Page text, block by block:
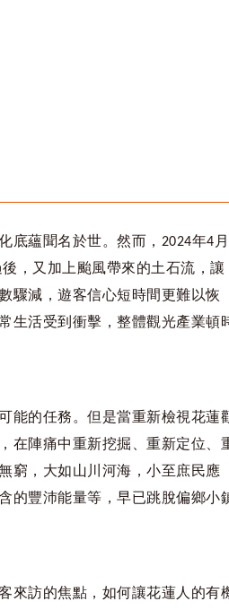
底蘊聞名於世。然而， 2024年4 月
，又加上颱風帶來的土石流，讓
驟減，遊客信心短時間更難以恢
生活受到衝擊，整體觀光產業頓
能的任務。但是當重新檢視花蓮
在陣痛中重新挖掘、重新定位、
窮，大如山川河海，小至庶民應
的豐沛能量等，早已跳脫偏鄉小
來訪的焦點，如何讓花蓮人的有